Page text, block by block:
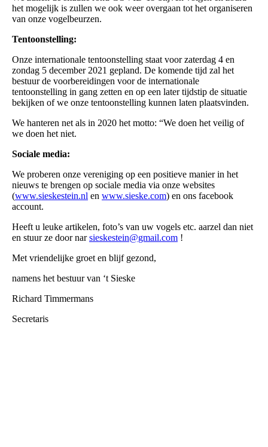
het mogelijk is zullen we ook weer overgaan tot het organiseren
van onze vogelbeurzen.
Tentoonstelling:
Onze internationale tentoonstelling staat voor zaterdag 4 en
zondag 5 december 2021 gepland. De komende tijd zal het
bestuur de voorbereidingen voor de internationale
tentoonstelling in gang zetten en op een later tijdstip de situatie
bekijken of we onze tentoonstelling kunnen laten plaatsvinden.
We hanteren net als in 2020 het motto: “We doen het veilig of
we doen het niet.
Sociale media:
We proberen onze vereniging op een positieve manier in het
nieuws te brengen op sociale media via onze websites
(www.sieskestein.nl en www.sieske.com) en ons facebook
account.
Heeft u leuke artikelen, foto’s van uw vogels etc. aarzel dan niet
en stuur ze door narsieskestein@gmail.com !
Met vriendelijke groet en blijf gezond,
namens het bestuur van ‘t Sieske
Richard Timmermans
Secretaris